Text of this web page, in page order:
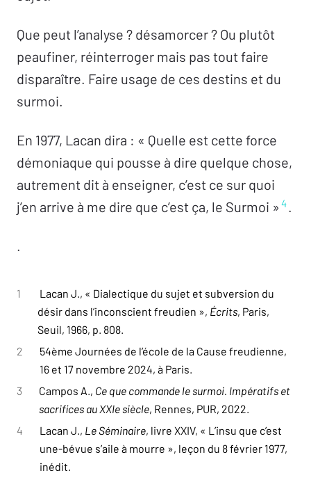
Que peut l’analyse ? désamorcer ? Ou plutôt
peaufiner, réinterroger mais pas tout faire
disparaître. Faire usage de ces destins et du
surmoi.
En 1977, Lacan dira : « Quelle est cette force
démoniaque qui pousse à dire quelque chose,
autrement dit à enseigner, c’est ce sur quoi
j’en arrive à me dire que c’est ça, le Surmoi » 4.
.
1
Lacan J., « Dialectique du sujet et subversion du
désir dans l’inconscient freudien », Écrits, Paris,
Seuil, 1966, p. 808.
2
54ème Journées de l’école de la Cause freudienne,
16 et 17 novembre 2024, à Paris.
3
Campos A., Ce que commande le surmoi. Impératifs et
sacrifices au XXIe siècle, Rennes, PUR, 2022.
4
Lacan J., Le Séminaire, livre XXIV, « L’insu que c’est
une-bévue s’aile à mourre », leçon du 8 février 1977,
inédit.